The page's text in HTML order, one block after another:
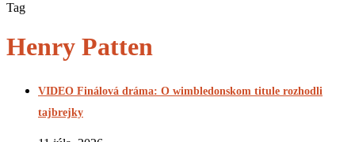
Tag
Henry Patten
VIDEO Finálová dráma: O wimbledonskom titule rozhodli
tajbrejky